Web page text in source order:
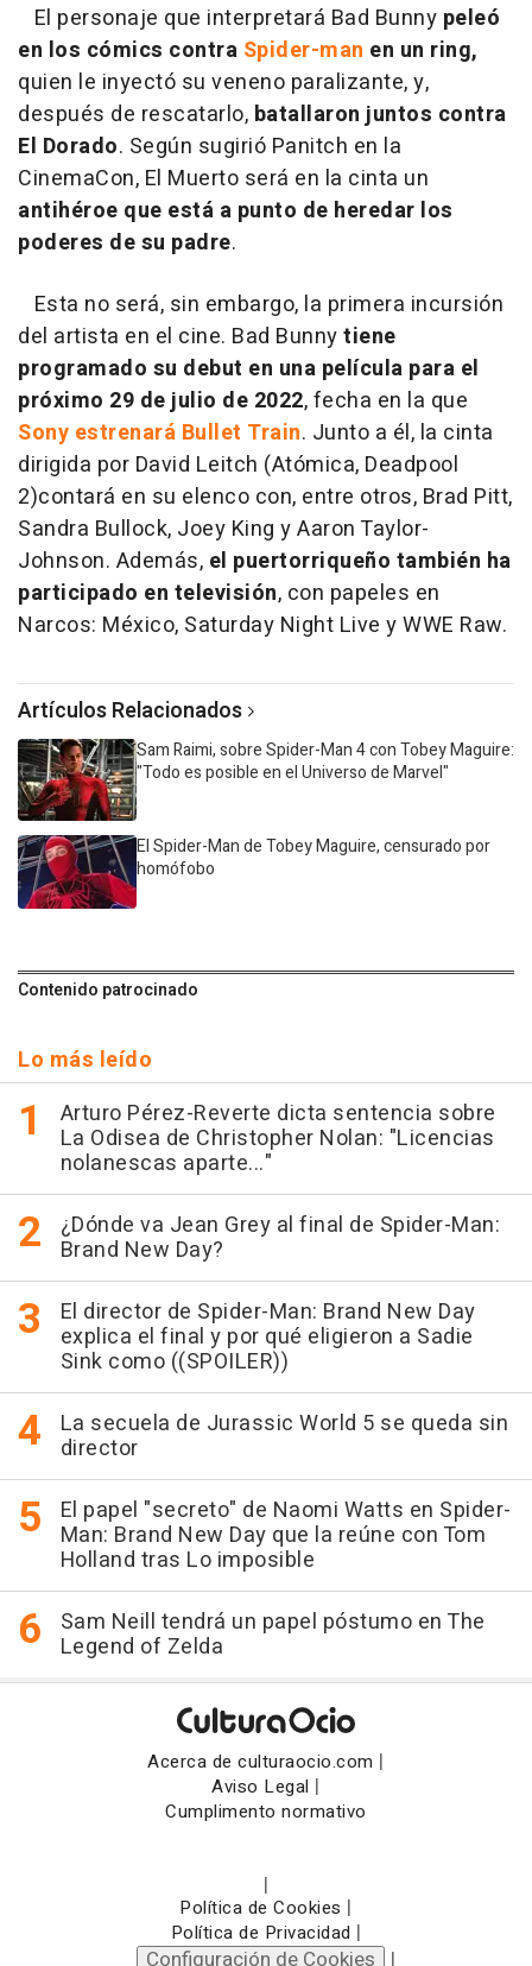
El personaje que interpretará Bad Bunny peleó
en los cómics contra Spider-man en un ring,
quien le inyectó su veneno paralizante, y,
después de rescatarlo, batallaron juntos contra
El Dorado. Según sugirió Panitch en la
CinemaCon, El Muerto será en la cinta un
antihéroe que está a punto de heredar los
poderes de su padre.
Esta no será, sin embargo, la primera incursión
del artista en el cine. Bad Bunnytiene
programado su debut en una película para el
próximo 29 de julio de 2022, fecha en la que
Sony estrenará Bullet Train. Junto a él, la cinta
dirigida por David Leitch (Atómica, Deadpool
2)contará en su elenco con, entre otros, Brad Pitt,
Sandra Bullock, Joey King y Aaron Taylor-
Johnson. Además, el puertorriqueño también ha
participado en televisión, con papeles en
Narcos: México, Saturday Night Live y WWE Raw.
Artículos Relacionados
Sam Raimi, sobre Spider-Man 4 con Tobey Maguire:
"Todo es posible en el Universo de Marvel"
El Spider-Man de Tobey Maguire, censurado por
homófobo
Contenido patrocinado
Lo más leído
Arturo Pérez-Reverte dicta sentencia sobre
La Odisea de Christopher Nolan: "Licencias
nolanescas aparte..."
¿Dónde va Jean Grey al final de Spider-Man:
Brand New Day?
El director de Spider-Man: Brand New Day
explica el final y por qué eligieron a Sadie
Sink como ((SPOILER))
La secuela de Jurassic World 5 se queda sin
director
El papel "secreto" de Naomi Watts en Spider-
Man: Brand New Day que la reúne con Tom
Holland tras Lo imposible
Sam Neill tendrá un papel póstumo en The
Legend of Zelda
Acerca de culturaocio.com |
Aviso Legal |
Cumplimento normativo
|
Política de Cookies |
Política de Privacidad |
Configuración de Cookies |